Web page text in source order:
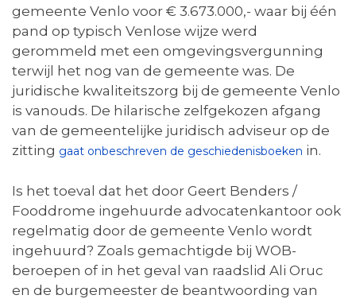
gemeente Venlo voor € 3.673.000,- waar bij één
pand op typisch Venlose wijze werd
gerommeld met een omgevingsvergunning
terwijl het nog van de gemeente was. De
juridische kwaliteitszorg bij de gemeente Venlo
is vanouds. De hilarische zelfgekozen afgang
van de gemeentelijke juridisch adviseur op de
zitting gaat onbeschreven de geschiedenisboeken in.
Is het toeval dat het door Geert Benders /
Fooddrome ingehuurde advocatenkantoor ook
regelmatig door de gemeente Venlo wordt
ingehuurd? Zoals gemachtigde bij WOB-
beroepen of in het geval van raadslid Ali Oruc
en de burgemeester de beantwoording van